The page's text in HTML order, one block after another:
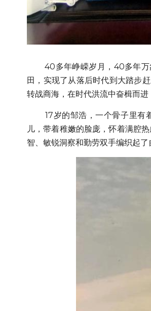
        40多年峥嵘岁月，40多年万象更新！改革开放的浩荡浪潮，让华夏神州在“历史的一瞬”翻天覆地、沧海桑
田，实现了从落后时代到大踏步
转战商海，在时代洪流中奋楫而进
        17岁的邹浩，一个骨子里有着潮商基因的潮州小伙子在雨季青春年华里雄心壮志。他是时代所眷顾的幸运
儿，带着稚嫩的脸庞，怀着满腔
智、敏锐洞察和勤劳双手编织起了